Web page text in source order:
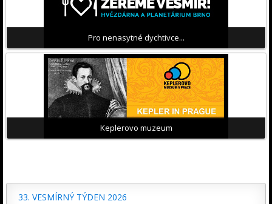
Pro nenasytné dychtivce...
Keplerovo muzeum
33. VESMÍRNÝ TÝDEN 2026